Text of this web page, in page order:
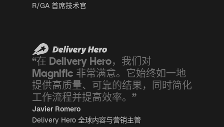
R/GA 首席技术官
“在 Delivery Hero，我们对
Magnific 非常满意。它始终如一地
提供高质量、可靠的结果，同时简化
工作流程并提高效率。”
Javier Romero
Delivery Hero 全球内容与营销主管